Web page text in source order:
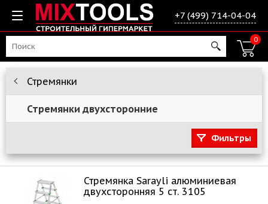
+7 (499) 714-04-04
0
Стремянки
Стремянки двухсторонние
Фильтры
Стремянка Sarayli алюминиевая
двухсторонняя 5 ст. 3105